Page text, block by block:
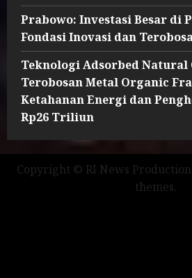
Prabowo: Investasi Besar di
Fondasi Inovasi dan
Teknologi Adsorbed Natural
Terobosan Metal Organic
Ketahanan Energi dan
Rp26 Triliun
Copyright © RI News Production
themes.